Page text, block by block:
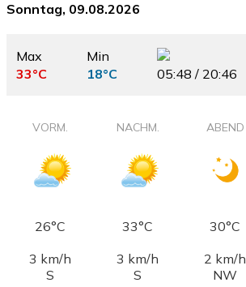
Sonntag, 09.08.2026
Max
33°C
Min
18°C
05:48 / 20:46
VORM. NACHM. ABEND
26°C 33°C 30°C
3 km/h
S
3 km/h
S
2 km/h
NW